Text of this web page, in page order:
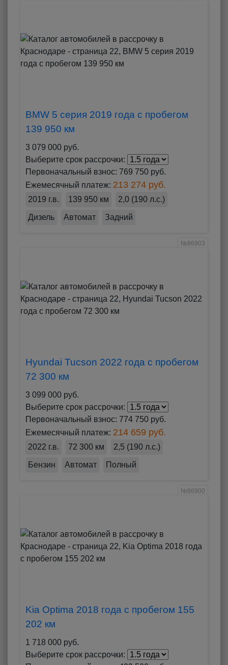
BMW 5 серия 2019 года с пробегом
139 950 км
3 079 000 руб.
Выберите срок рассрочки:
Первоначальный взнос: 769 750 руб.
Ежемесячный платеж: 213 274 руб.
2019 г.в. 139 950 км 2,0 (190 л.с.)
Дизель Автомат Задний
№86903
Hyundai Tucson 2022 года с пробегом
72 300 км
3 099 000 руб.
Выберите срок рассрочки:
Первоначальный взнос: 774 750 руб.
Ежемесячный платеж: 214 659 руб.
2022 г.в. 72 300 км 2,5 (190 л.с.)
Бензин Автомат Полный
№86900
Kia Optima 2018 года с пробегом 155
202 км
1 718 000 руб.
Выберите срок рассрочки: